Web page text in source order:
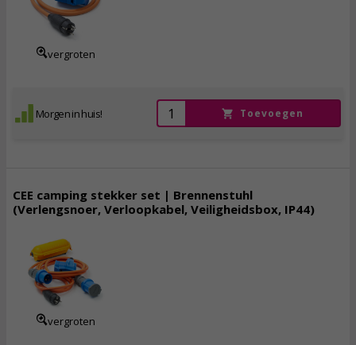
vergroten
Morgen in huis! Toevoegen
CEE camping stekker set | Brennenstuhl
(Verlengsnoer, Verloopkabel, Veiligheidsbox, IP44)
vergroten